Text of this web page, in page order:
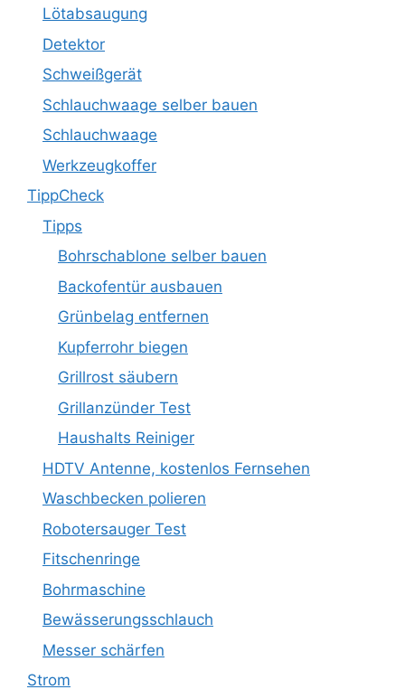
Lötabsaugung
Detektor
Schweißgerät
Schlauchwaage selber bauen
Schlauchwaage
Werkzeugkoffer
TippCheck
Tipps
Bohrschablone selber bauen
Backofentür ausbauen
Grünbelag entfernen
Kupferrohr biegen
Grillrost säubern
Grillanzünder Test
Haushalts Reiniger
HDTV Antenne, kostenlos Fernsehen
Waschbecken polieren
Robotersauger Test
Fitschenringe
Bohrmaschine
Bewässerungsschlauch
Messer schärfen
Strom